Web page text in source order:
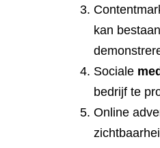
kan
Sociale
bedrijf te
Online